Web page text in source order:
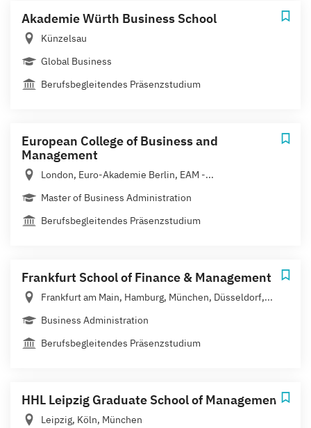
Akademie Würth Business School
Künzelsau
Global Business
Berufsbegleitendes Präsenzstudium
European College of Business and
Management
London, Euro-Akademie Berlin, EAM -...
Master of Business Administration
Berufsbegleitendes Präsenzstudium
Frankfurt School of Finance & Management
Frankfurt am Main, Hamburg, München, Düsseldorf,...
Business Administration
Berufsbegleitendes Präsenzstudium
HHL Leipzig Graduate School of Management
Leipzig, Köln, München